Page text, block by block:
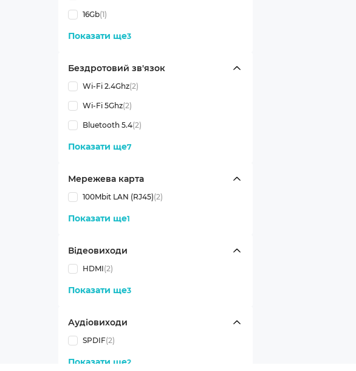
16Gb(1)
Показати ще3
Бездротовий зв'язок
Wi-Fi 2.4Ghz(2)
Wi-Fi 5Ghz(2)
Bluetooth 5.4(2)
Показати ще7
Мережева карта
100Mbit LAN (RJ45)(2)
Показати ще1
Відеовиходи
HDMI(2)
Показати ще3
Аудіовиходи
SPDIF(2)
Показати ще2